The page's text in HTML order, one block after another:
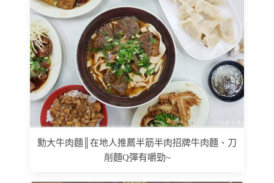
勳大牛肉麵║在地人推薦半筋半肉招牌牛肉麵、刀
削麵Q彈有嚼勁~